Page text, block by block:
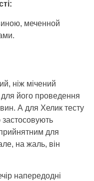
меченной
ніж мічений
для його проведення
А для Хелик тесту
застосовують
для
на жаль, він
напередодні